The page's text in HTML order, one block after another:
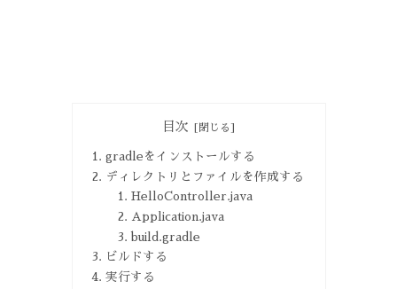
目次
gradleをインストールする
ディレクトリとファイルを作成する
HelloController.java
Application.java
build.gradle
ビルドする
実行する